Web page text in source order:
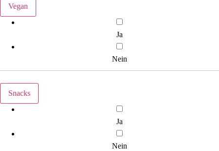
Vegan
Ja
Nein
Snacks
Ja
Nein